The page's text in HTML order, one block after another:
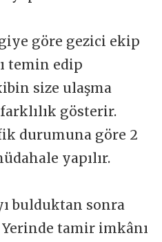
göre gezici ekip
temin edip
size ulaşma
gösterir.
durumuna göre 2
yapılır.
bulduktan sonra
tamir imkânı